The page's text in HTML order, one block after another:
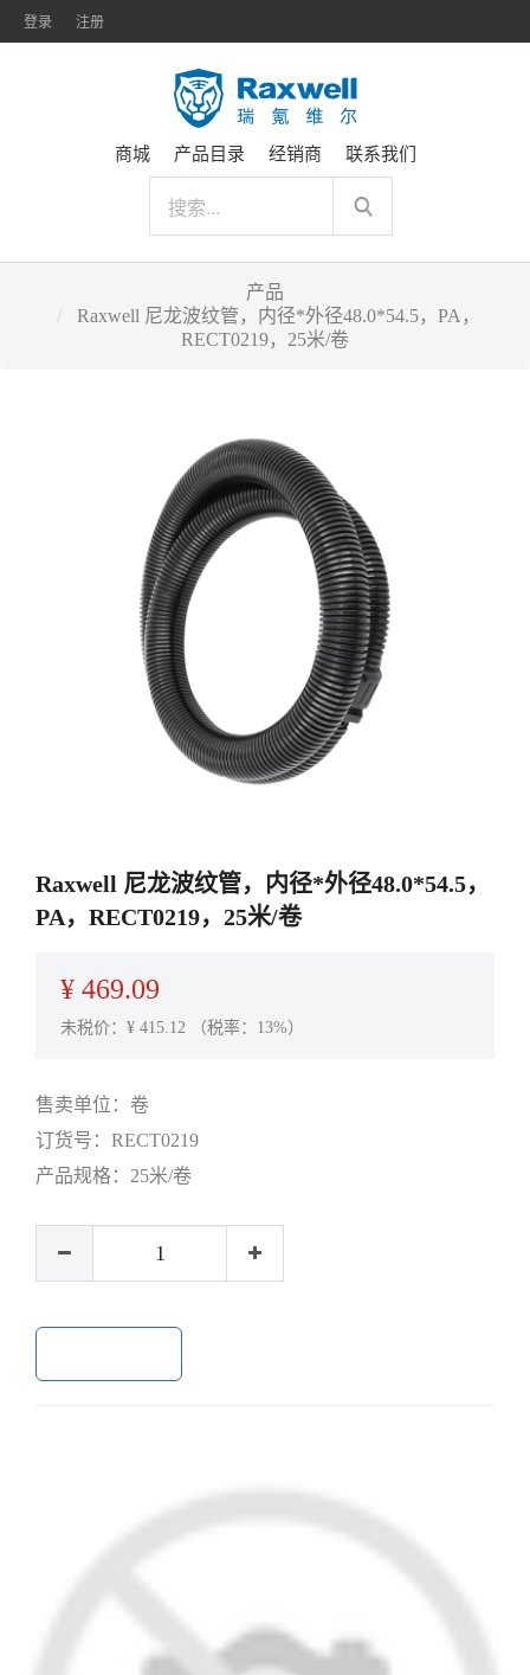
登录 注册
商城 产品目录 经销商 联系我们
产品
Raxwell 尼龙波纹管，内径*外径48.0*54.5，PA，
RECT0219，25米/卷
Raxwell 尼龙波纹管，内径*外径48.0*54.5，
PA，RECT0219，25米/卷
¥ 469.09
未税价：¥ 415.12 （税率：13%）
售卖单位： 卷
订货号： RECT0219
产品规格： 25米/卷